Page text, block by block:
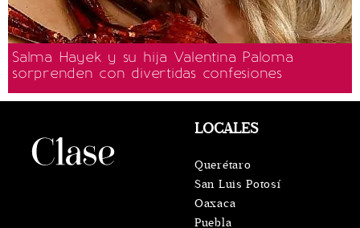
Salma Hayek y su hija Valentina Paloma
sorprenden con divertidas confesiones
LOCALES
Querétaro
San Luis Potosí
Oaxaca
Puebla